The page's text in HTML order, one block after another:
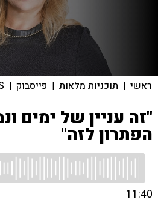
ראשי | תוכניות מלאות | פייסבוק |
"זה עניין של ימים
הפתרון לזה"
11:40